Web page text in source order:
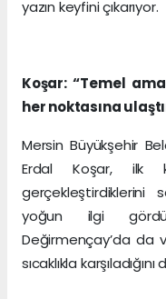
yazın keyfini çıkarıyor.
Koşar: “Temel
her noktasına
Mersin Büyükşehir
Erdal Koşar, ilk
gerçekleştirdiklerini
yoğun ilgi
Değirmençay’da da
sıcaklıkla